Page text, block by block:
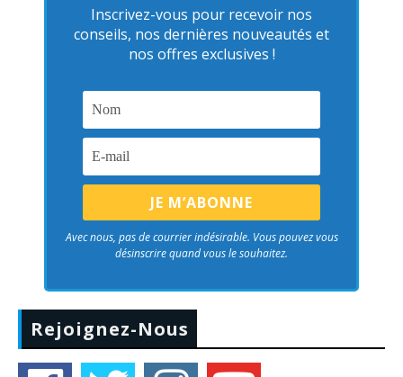
Inscrivez-vous pour recevoir nos
conseils, nos dernières nouveautés et
nos offres exclusives !
Avec nous, pas de courrier indésirable. Vous pouvez vous
désinscrire quand vous le souhaitez.
Rejoignez-Nous